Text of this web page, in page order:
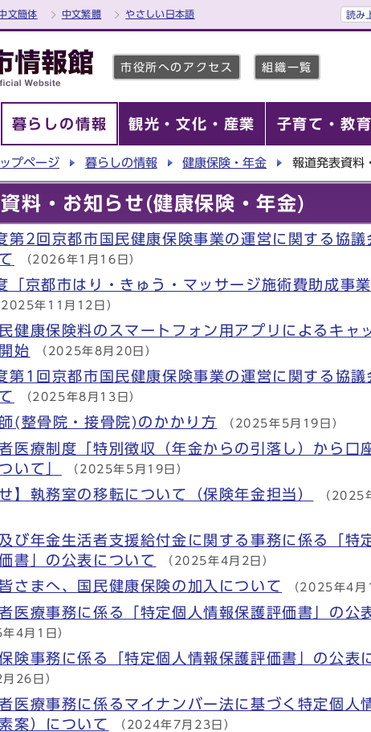
文簡体 中文繁體 やさしい日本語 読み
市役所へのアクセス 組織一覧
暮らしの情報 観光・文化・産業 子育て・教育
ップページ 暮らしの情報 健康保険・年金 報道発表資料
料・お知らせ(健康保険・年金)
第2回京都市国民健康保険事業の運営に関する協議
（2026年1月16日）
「京都市はり・きゅう・マッサージ施術費助成事
2025年11月12日）
健康保険料のスマートフォン用アプリによるキャ
始 （2025年8月20日）
第1回京都市国民健康保険事業の運営に関する協議
（2025年8月13日）
(整骨院・接骨院)のかかり方 （2025年5月19日）
医療制度「特別徴収（年金からの引落し）から口
いて」 （2025年5月19日）
】執務室の移転について（保険年金担当） （2025
び年金生活者支援給付金に関する事務に係る「特
書」の公表について （2025年4月2日）
さまへ、国民健康保険の加入について （2025年4月
医療事務に係る「特定個人情報保護評価書」の公
4月1日）
険事務に係る「特定個人情報保護評価書」の公表
26日）
医療事務に係るマイナンバー法に基づく特定個人
案）について （2024年7月23日）